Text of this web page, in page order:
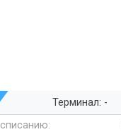
Терминал: -